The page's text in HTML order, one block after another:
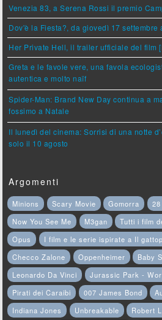
Venezia 83, a Serena Rossi il premio
Dov'è la Fiesta?, da giovedì 17 settembre
Her Private Hell, il trailer ufficiale del film
Greta e le favole vere, una favola
autentica e molto naïf
Spider-Man: Brand New Day continua a
fossimo a Natale
Il lunedì del cinema: Sorrisi di una notte
solo il 10 agosto
Argomenti
Minions Scary Movie Gomorra
Now You See Me
M3gan
Tutti i film
Opus
I film e le serie ispirate a Il
Checco Zalone
Oppenheimer Baby
Leonardo Da Vinci
Jurassic Park -
Pirati dei Caraibi
007 James Bond
Indiana Jones
Unbreakable Robert